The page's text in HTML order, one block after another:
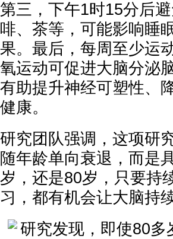
第三，下午1时15分后
啡、茶等，可能影响睡
果。最后，每周至少运
氧运动可促进大脑分泌
有助提升神经可塑性、
健康。
研究团队强调，这项研
随年龄单向衰退，而是
岁，还是80岁，只要持
习，都有机会让大脑持